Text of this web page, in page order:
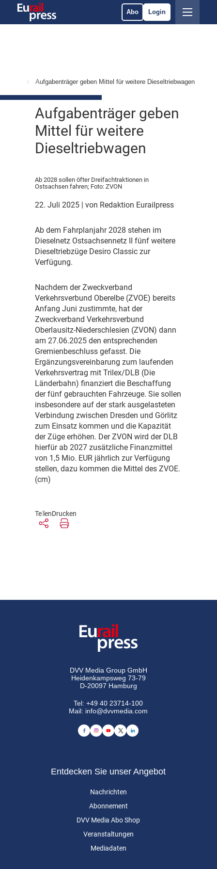
Abo Login
Aufgabenträger geben Mittel für weitere Dieseltriebwagen
Aufgabenträger geben
Mittel für weitere
Dieseltriebwagen
Ab 2028 sollen öfter Dreifachtraktionen in
Ostsachsen fahren; Foto: ZVON
22. Juli 2025 | von Redaktion Eurailpress
Ab dem Fahrplanjahr 2028 stehen im
Dieselnetz Ostsachsennetz II fünf weitere
Dieseltriebzüge Desiro Classic zur
Verfügung.
Nachdem der Zweckverband
Verkehrsverbund Oberelbe (ZVOE) bereits
Anfang Juni zustimmte, hat der
Zweckverband Verkehrsverbund
Oberlausitz-Niederschlesien (ZVON) dann
am 27.06.2025 den entsprechenden
Gremienbeschluss gefasst. Die
Ergänzungsvereinbarung zum laufenden
Verkehrsvertrag mit Trilex/DLB (Die
Länderbahn) finanziert die Beschaffung
der fünf gebrauchten Fahrzeuge. Sie sollen
insbesondere auf der stark ausgelasteten
Verbindung zwischen Dresden und Görlitz
zum Einsatz kommen und die Kapazität
der Züge erhöhen. Der ZVON wird der DLB
hierfür ab 2027 zusätzliche Finanzmittel
von 1,5 Mio. EUR jährlich zur Verfügung
stellen, dazu kommen die Mittel des ZVOE.
(cm)
TeilenDrucken
DVV Media Group GmbH
Heidenkampsweg 73-79
D-20097 Hamburg
Tel:+49 40 23714-100
Mail: info@dvvmedia.com
Entdecken Sie unser Angebot
Nachrichten
Abonnement
DVV Media Abo Shop
Veranstaltungen
Mediadaten